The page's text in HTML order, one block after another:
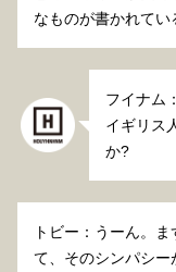
なものが書かれてい
フイナム
イギリス
か?
トビー：うーん。
て、そのシンパシー